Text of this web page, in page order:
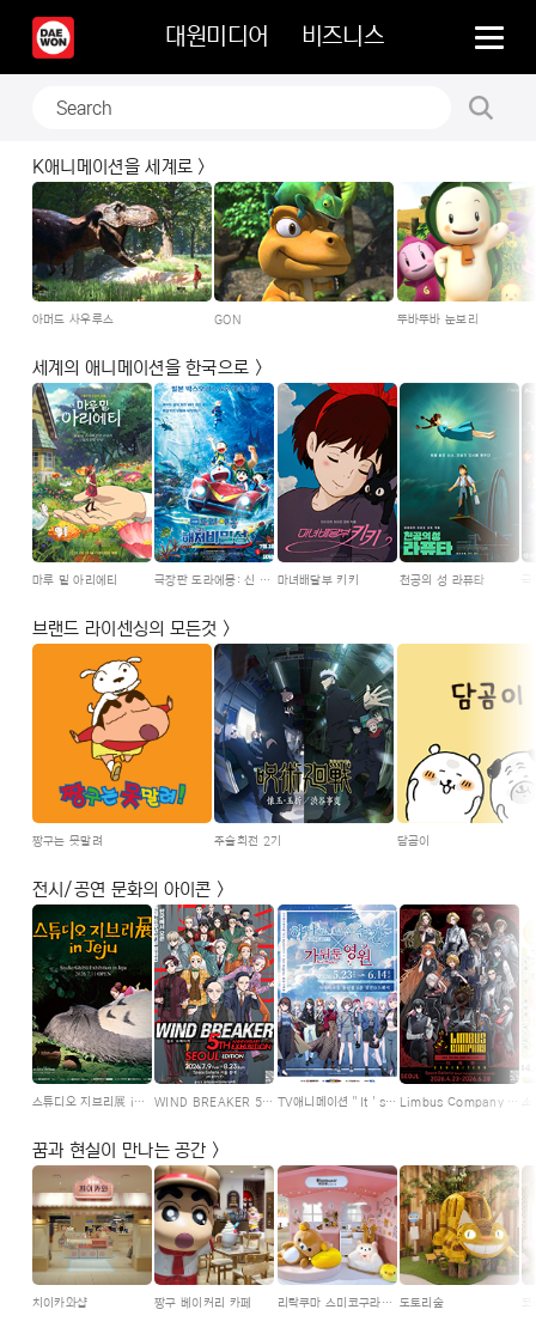
대원미디어 비즈니스
K애니메이션을 세계로 >
아머드 사우루스 GON 뚜바뚜바 눈보리
세계의 애니메이션을 한국으로 >
마루 밑 아리에티 극장판 도라에몽: 신 진구의 해저비밀성 마녀배달부 키키 천공의 성 라퓨타
브랜드 라이센싱의 모든것 >
짱구는 못말려 주술회전 2기 담곰이
전시/공연 문화의 아이콘 >
스튜디오 지브리展 in Jeju WIND BREAKER 5th ANNIVERSARY EXHIBITION TV애니메이션＂It＇s MyGO!!!!! X Ave Mujica＂합동기획전 Limbus Company -지옥편- EXHIBITION
꿈과 현실이 만나는 공간 >
치이카와샵 짱구 베이커리 카페 리락쿠마 스미코구라시 플러스 by San-X 도토리숲